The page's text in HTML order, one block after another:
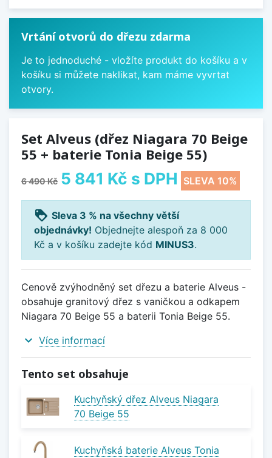
Vrtání otvorů do dřezu zdarma
Je to jednoduché - vložíte produkt do košíku a v
košíku si můžete naklikat, kam máme vyvrtat
otvory.
Set Alveus (dřez Niagara 70 Beige
55 + baterie Tonia Beige 55)
6 490 Kč 5 841 Kč s DPH SLEVA 10%
loyalty Sleva 3 % na všechny větší
objednávky! Objednejte alespoň za 8 000
Kč a v košíku zadejte kód MINUS3.
Cenově zvýhodněný set dřezu a baterie Alveus -
obsahuje granitový dřez s vaničkou a odkapem
Niagara 70 Beige 55 a baterii Tonia Beige 55.
expand_more Více informací
Tento set obsahuje
Kuchyňský dřez Alveus Niagara
70 Beige 55
Kuchyňská baterie Alveus Tonia